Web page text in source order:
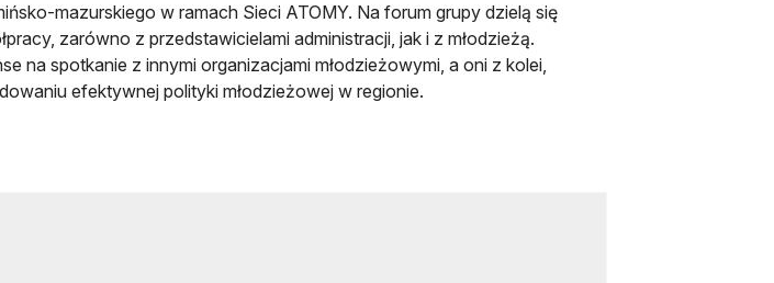
mazurskiego w ramach Sieci ATOMY. Na forum grupy dzielą się
zarówno z przedstawicielami administracji, jak i z młodzieżą.
na spotkanie z innymi organizacjami młodzieżowymi, a oni z kolei,
efektywnej polityki młodzieżowej w regionie.